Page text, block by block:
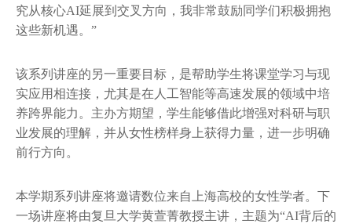
究从核心AI延展到交叉方向，我非常鼓励同学们积极拥抱
这些新机遇。”
该系列讲座的另一重要目标，是帮助学生将课堂学习与现
实应用相连接，尤其是在人工智能等高速发展的领域中培
养跨界能力。主办方期望，学生能够借此增强对科研与职
业发展的理解，并从女性榜样身上获得力量，进一步明确
前行方向。
本学期系列讲座将邀请数位来自上海高校的女性学者。下
一场讲座将由复旦大学黄萱菁教授主讲，主题为“AI背后的